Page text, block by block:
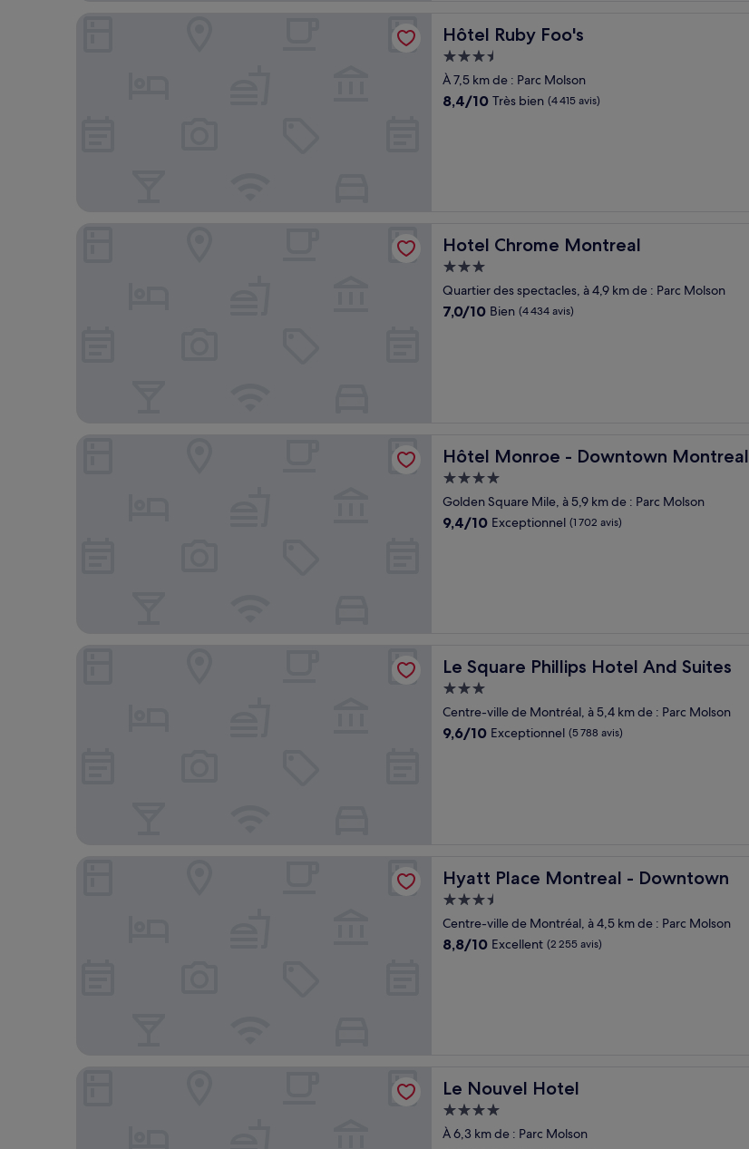
Hôtel Ruby Foo's
Hôtel Ruby Foo's
Hébergement
3.5 étoiles
À 7,5 km de : Parc Molson
8.4
8,4/10 Très bien (4 415 avis)
Hôtel Ruby Foo's
Hotel Chrome Montreal
Hotel Chrome Montreal
Hébergement
3.0 étoiles
Quartier des spectacles, à 4,9 km de : Parc Molson
7.0
7,0/10 Bien (4 434 avis)
Hôtel Monroe - Downtown Montreal
Hôtel Monroe - Downtown Montreal
Hébergement
4.0 étoiles
Golden Square Mile, à 5,9 km de : Parc Molson
9.4
9,4/10 Exceptionnel (1 702 avis)
Hôtel Monroe - Downtown Montreal
Le Square Phillips Hotel And Suites
Le Square Phillips Hotel And Suites
Hébergement
3.0 étoiles
Centre-ville de Montréal, à 5,4 km de : Parc Molson
9.6
9,6/10 Exceptionnel (5 788 avis)
Hyatt Place Montreal - Downtown
Hyatt Place Montreal - Downtown
Hébergement
3.5 étoiles
Centre-ville de Montréal, à 4,5 km de : Parc Molson
8.8
8,8/10 Excellent (2 255 avis)
Hyatt Place Montreal - Downtown
Le Nouvel Hotel
Le Nouvel Hotel
Hébergement
4.0 étoiles
À 6,3 km de : Parc Molson